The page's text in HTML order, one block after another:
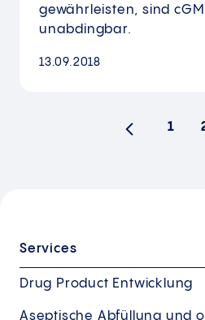
gewährleisten, sind
unabdingbar.
13.09.2018
Vorherige
1
Services
Drug Product Entwicklung
Aseptische Abfüllung und